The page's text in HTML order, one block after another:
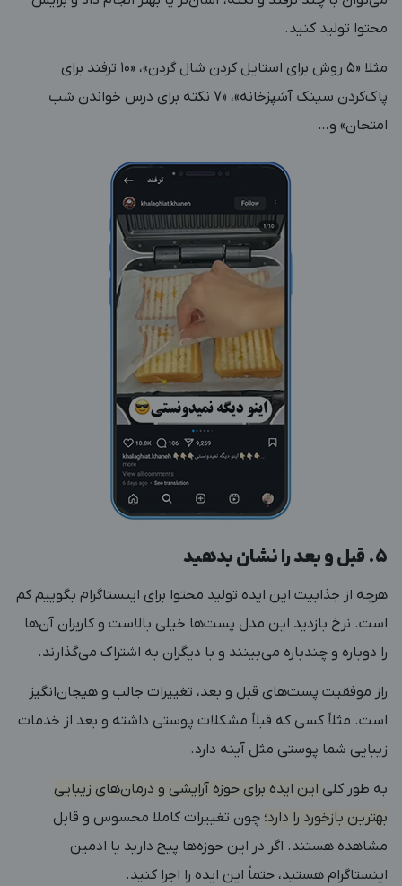
محتوا تولید کنید.
مثلا «۵ روش برای استایل کردن شال گردن»، «۱۰ ترفند برای
پاک‌کردن سینک آشپزخانه»، «۷ نکته برای درس خواندن شب
امتحان» و…
۵. قبل و بعد را نشان بدهید
هرچه از جذابیت این ایده‌ تولید محتوا برای اینستاگرام بگوییم کم
است. نرخ بازدید این مدل پست‌ها خیلی بالاست و کاربران آن‌ها
را دوباره و چندباره می‌بینند و با دیگران به اشتراک می‌گذارند.
راز موفقیت پست‌های قبل و بعد، تغییرات جالب و هیجان‌انگیز
است. مثلاً کسی که قبلاً مشکلات پوستی داشته و بعد از خدمات
زیبایی شما پوستی مثل آینه دارد.
به طور کلی این ایده برای حوزه آرایشی و درمان‌های زیبایی
بهترین بازخورد را دارد؛ چون تغییرات کاملا محسوس و قابل
مشاهده هستند. اگر در این حوزه‌ها پیج دارید یا ادمین
اینستاگرام هستید، حتماً این ایده را اجرا کنید.